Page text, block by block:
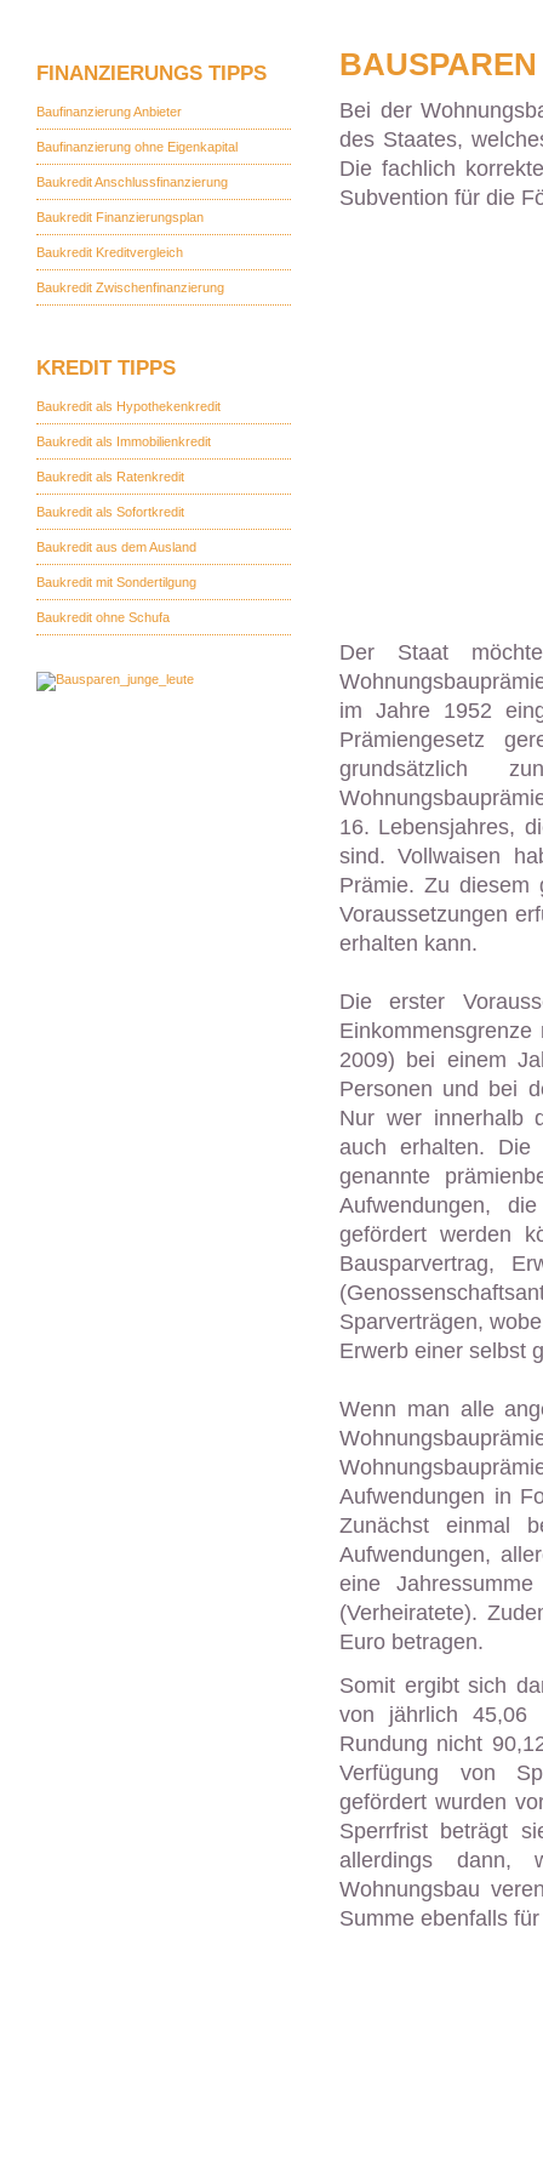
FINANZIERUNGS TIPPS
Baufinanzierung Anbieter
Baufinanzierung ohne Eigenkapital
Baukredit Anschlussfinanzierung
Baukredit Finanzierungsplan
Baukredit Kreditvergleich
Baukredit Zwischenfinanzierung
KREDIT TIPPS
Baukredit als Hypothekenkredit
Baukredit als Immobilienkredit
Baukredit als Ratenkredit
Baukredit als Sofortkredit
Baukredit aus dem Ausland
Baukredit mit Sondertilgung
Baukredit ohne Schufa
Bei der
des Staates,
Die fachlich
Subvention für die
Der Staat
im Jahre 1952
Prämiengesetz
grundsätzlich
16. Lebensjahres,
sind. Vollwaisen
Prämie. Zu diesem
Voraussetzungen
erhalten kann.
Die erster
2009) bei einem
Personen und bei
Nur wer innerhalb
auch erhalten. Die
genannte
Aufwendungen,
gefördert werden
Bausparvertrag,
Sparverträgen,
Erwerb einer selbst
Wenn man alle
Aufwendungen in
Zunächst einmal
Aufwendungen,
eine
(Verheiratete).
Euro betragen.
Somit ergibt sich
von jährlich 45,06
Rundung nicht
Verfügung von
gefördert wurden
Sperrfrist beträgt
allerdings dann,
Wohnungsbau
Summe ebenfalls